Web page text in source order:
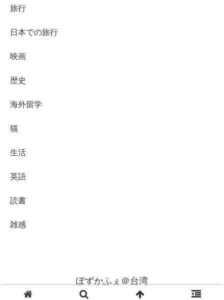
旅行
日本での旅行
映画
歴史
海外留学
猫
生活
英語
読書
雑感
ぽずかふぇ＠台湾
© 2007 ぽずかふぇ＠台湾.